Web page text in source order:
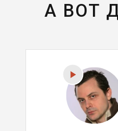
А ВОТ